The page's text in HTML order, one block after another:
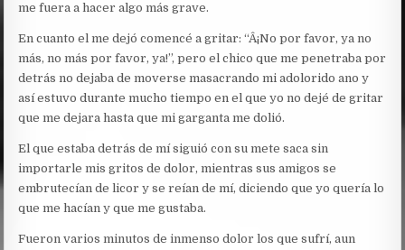
me fuera a hacer algo más grave.
En cuanto el me dejó comencé a gritar: “Â¡No por favor, ya no
más, no más por favor, ya!”, pero el chico que me penetraba por
detrás no dejaba de moverse masacrando mi adolorido ano y
así estuvo durante mucho tiempo en el que yo no dejé de gritar
que me dejara hasta que mi garganta me dolió.
El que estaba detrás de mí siguió con su mete saca sin
importarle mis gritos de dolor, mientras sus amigos se
embrutecían de licor y se reían de mí, diciendo que yo quería lo
que me hacían y que me gustaba.
Fueron varios minutos de inmenso dolor los que sufrí, aun